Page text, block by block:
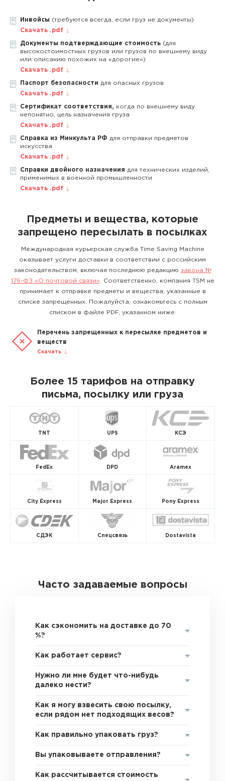
Инвойсы (требуются всегда, если груз не документы)
Скачать .pdf
Документы подтверждающие стоимость (для
высокостоимостных грузов или грузов по внешнему виду
или описанию похожих на «дорогие»)
Скачать .pdf
Паспорт безопасности для опасных грузов
Скачать .pdf
Сертификат соответствия, когда по внешнему виду
непонятно, цель назначения груза
Скачать .pdf
Справка из Минкульта РФ для отправки предметов
искусства
Скачать .pdf
Справки двойного назначения для технических изделий,
применимых в военной промышленности
Скачать .pdf
Предметы и вещества, которые
запрещено пересылать в посылках
Международная курьерская служба Time Saving Machine
оказывает услуги доставки в соответствии с российским
законодательством, включая последнюю редакцию закона №
176-ФЗ «О почтовой связи» . Соответственно, компания TSM не
принимает к отправке предметы и вещества, указанные в
списке запрещенных. Пожалуйста, ознакомьтесь с полным
списком в файле PDF, указанном ниже.
Перечень запрещенных к пересылке предметов и
веществ
Скачать
Более 15 тарифов на отправку
письма, посылку или груза
TNT UPS КСЭ
FedEx DPD Aramex
City Express Major Express Pony Express
СДЭК Спецсвязь Dostavista
Часто задаваемые вопросы
Как сэкономить на доставке до 70
%?
Как работает сервис?
Нужно ли мне будет что-нибудь
далеко нести?
Как я могу взвесить свою посылку,
если рядом нет подходящих весов?
Как правильно упаковать груз?
Вы упаковываете отправления?
Как рассчитывается стоимость